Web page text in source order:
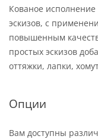
Кованое
эскизов, с
повышенным
простых эскизов
оттяжки, лапки,
Опции
Вам доступны